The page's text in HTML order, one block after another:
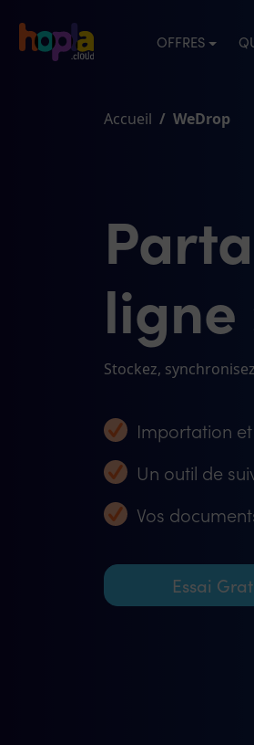
OFFRES
Accueil WeDrop
ligne
Stockez,
Importation
Un outil de
Vos
Essai